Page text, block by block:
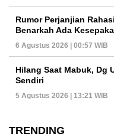
Rumor Perjanjian
Benarkah Ada
6 Agustus 2026 | 00:57 WIB
Hilang Saat Mabuk, Dg
Sendiri
5 Agustus 2026 | 13:21 WIB
TRENDING